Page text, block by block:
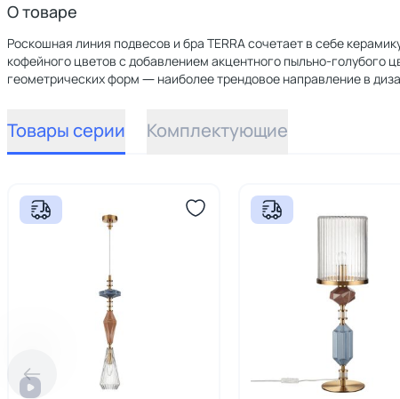
О товаре
Роскошная линия подвесов и бра TERRA сочетает в себе
кофейного цветов с добавлением акцентного пыльно-голубого
геометрических форм ― наиболее трендовое направление в
Товары серии Комплектующие